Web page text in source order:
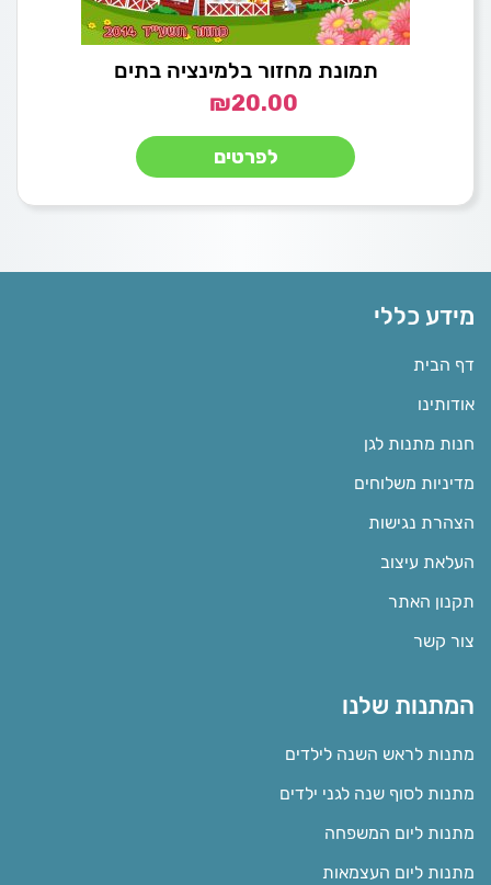
תמונת מחזור בלמינציה בתים
₪20.00
לפרטים
מידע כללי
דף הבית
אודותינו
חנות מתנות לגן
מדיניות משלוחים
הצהרת נגישות
העלאת עיצוב
תקנון האתר
צור קשר
המתנות שלנו
מתנות לראש השנה לילדים
מתנות לסוף שנה לגני ילדים
מתנות ליום המשפחה
מתנות ליום העצמאות